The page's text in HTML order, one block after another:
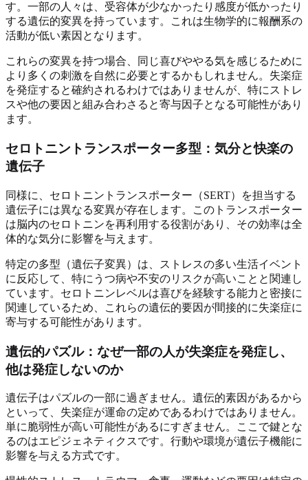
す。一部の人々は、受容体が少なかったり感度が低かったり
する遺伝的変異を持っています。これは生物学的に報酬系の
活動が低い素因となります。
これらの変異を持つ場合、同じ喜びややる気を感じるために
より多くの刺激を自然に必要とするかもしれません。失楽症
を発症すると確約されるわけではありませんが、特にストレ
スや他の要因と組み合わさると寄与因子となる可能性があり
ます。
セロトニントランスポーター多型：気分と快楽の
遺伝子
同様に、セロトニントランスポーター（SERT）を担当する
遺伝子には異なる変異が存在します。このトランスポーター
は脳内のセロトニンを再利用する役割があり、その効率は全
体的な気分に影響を与えます。
特定の多型（遺伝子変異）は、ストレスの多い生活イベント
に反応して、特にうつ病や不安のリスクが高いことと関連し
ています。セロトニンレベルは喜びを経験する能力と密接に
関連しているため、これらの遺伝的要因が間接的に失楽症に
寄与する可能性があります。
遺伝的パズル：なぜ一部の人が失楽症を発症し、
他は発症しないのか
遺伝子はパズルの一部に過ぎません。遺伝的素因があるから
といって、失楽症が運命の定めであるわけではありません。
単に脆弱性が高い可能性があるにすぎません。ここで鍵とな
るのはエピジェネティクスです。行動や環境が遺伝子機能に
影響を与える方式です。